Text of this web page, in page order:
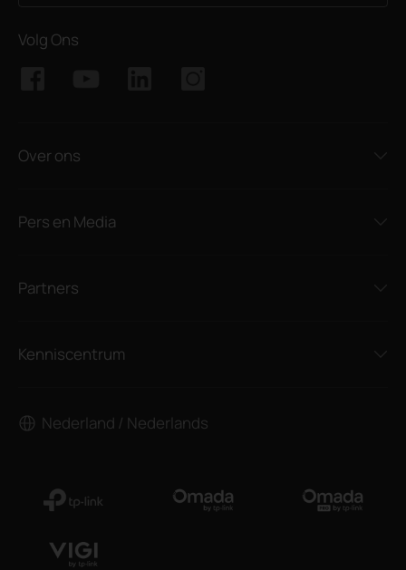
Volg Ons
Over ons
Pers en Media
Partners
Kenniscentrum
Nederland / Nederlands